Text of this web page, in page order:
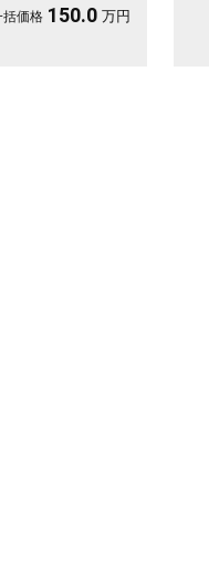
括価格 150.0 万円